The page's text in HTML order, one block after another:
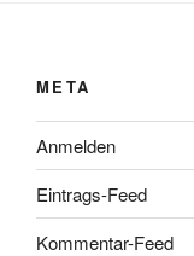
META
Anmelden
Eintrags-Feed
Kommentar-Feed